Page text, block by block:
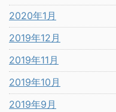
2020年1月
2019年12月
2019年11月
2019年10月
2019年9月